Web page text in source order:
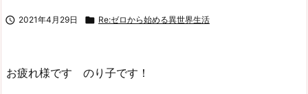
 2021年4月29日  Re:ゼロから始める異世界生活
お疲れ様です のり子です！